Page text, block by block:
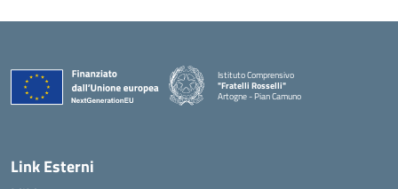
Istituto Comprensivo
"Fratelli Rosselli"
Artogne - Pian Camuno
— Visita la pagina iniziale della scuola
Link Esterni